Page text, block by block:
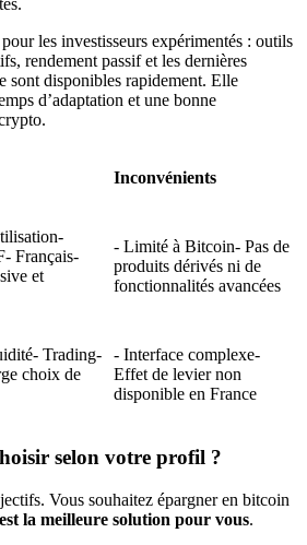
les investisseurs expérimentés : outils
rendement passif et les dernières
sont disponibles rapidement. Elle
d’adaptation et une bonne
Inconvénients
Français-
et
- Limité à Bitcoin- Pas de
produits dérivés ni de
fonctionnalités avancées
Trading-
choix de
- Interface complexe-
Effet de levier non
disponible en France
selon votre profil ?
Vous souhaitez épargner en bitcoin
la meilleure solution pour vous.